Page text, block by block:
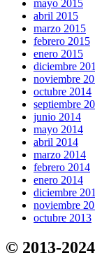
mayo 2015
abril 2015
marzo 2015
febrero 2015
enero 2015
diciembre
noviembre
octubre 2014
septiembre
junio 2014
mayo 2014
abril 2014
marzo 2014
febrero 2014
enero 2014
diciembre
noviembre
octubre 2013
© 2013-